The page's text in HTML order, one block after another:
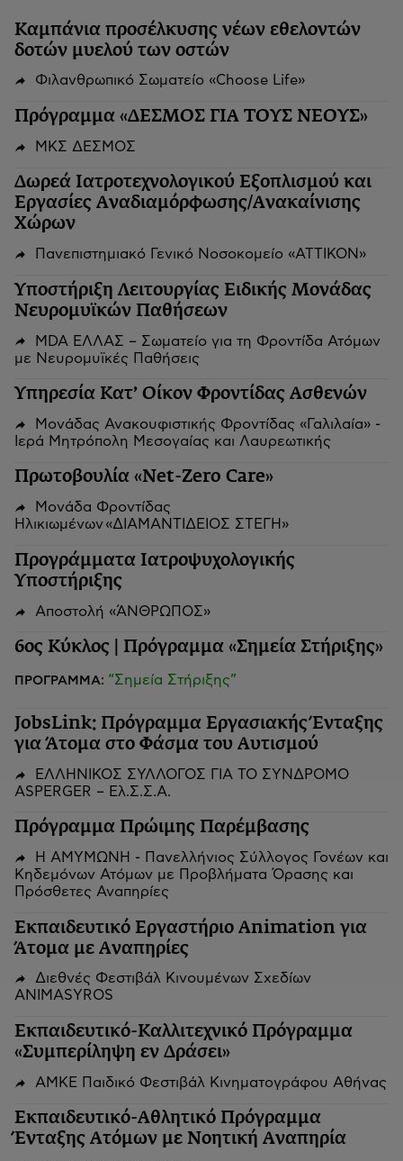
Καμπάνια προσέλκυσης νέων εθελοντών
δοτών μυελού των οστών
Φιλανθρωπικό Σωματείο «Choose Life»
Πρόγραμμα «ΔΕΣΜΟΣ ΓΙΑ ΤΟΥΣ ΝΕΟΥΣ»
ΜΚΣ ΔΕΣΜΟΣ
Δωρεά Ιατροτεχνολογικού Εξοπλισμού και
Εργασίες Αναδιαμόρφωσης/Ανακαίνισης
Χώρων
Πανεπιστημιακό Γενικό Νοσοκομείο «ΑΤΤΙΚΟΝ»
Υποστήριξη Λειτουργίας Ειδικής Μονάδας
Νευρομυϊκών Παθήσεων
MDA ΕΛΛΑΣ – Σωματείο για τη Φροντίδα Ατόμων
με Νευρομυϊκές Παθήσεις
Υπηρεσία Κατ’ Οίκον Φροντίδας Ασθενών
Μονάδας Ανακουφιστικής Φροντίδας «Γαλιλαία» -
Ιερά Μητρόπολη Μεσογαίας και Λαυρεωτικής
Πρωτοβουλία «Net-Zero Care»
Μονάδα Φροντίδας
Ηλικιωμένων «ΔΙΑΜΑΝΤΙΔΕΙΟΣ ΣΤΕΓΗ»
Προγράμματα Ιατροψυχολογικής
Υποστήριξης
Αποστολή «ΆΝΘΡΩΠΟΣ»
6ος Κύκλος | Πρόγραμμα «Σημεία Στήριξης»
ΠΡΟΓΡΑΜΜΑ: “Σημεία Στήριξης”
JobsLink: Πρόγραμμα Εργασιακής Ένταξης
για Άτομα στο Φάσμα του Αυτισμού
ΕΛΛΗΝΙΚΟΣ ΣΥΛΛΟΓΟΣ ΓΙΑ ΤΟ ΣΥΝΔΡΟΜΟ
ASPERGER – Ελ.Σ.Σ.Α.
Πρόγραμμα Πρώιμης Παρέμβασης
Η ΑΜΥΜΩΝΗ - Πανελλήνιος Σύλλογος Γονέων και
Κηδεμόνων Ατόμων με Προβλήματα Όρασης και
Πρόσθετες Αναπηρίες
Εκπαιδευτικό Εργαστήριο Animation για
Άτομα με Αναπηρίες
Διεθνές Φεστιβάλ Κινουμένων Σχεδίων
ANIMASYROS
Εκπαιδευτικό-Καλλιτεχνικό Πρόγραμμα
«Συμπερίληψη εν Δράσει»
ΑΜΚΕ Παιδικό Φεστιβάλ Κινηματογράφου Αθήνας
Εκπαιδευτικό-Αθλητικό Πρόγραμμα
Ένταξης Ατόμων με Νοητική Αναπηρία